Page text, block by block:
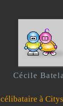
Cécile
célibataire à